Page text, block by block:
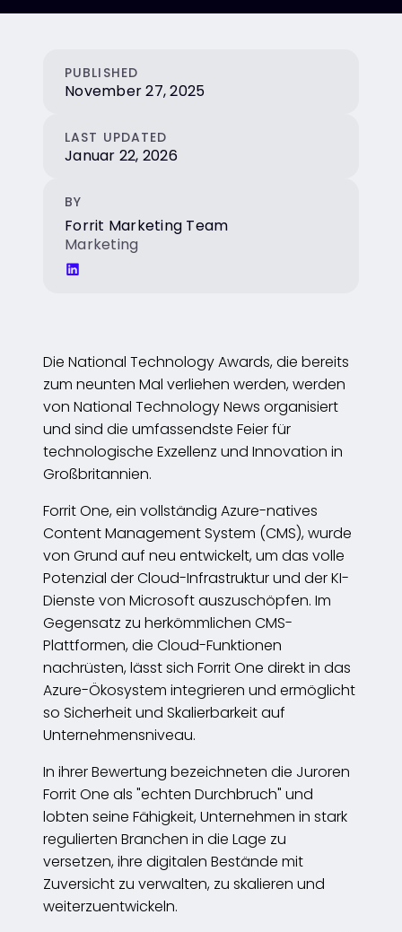
PUBLISHED
November 27, 2025
LAST UPDATED
Januar 22, 2026
BY
Forrit Marketing Team
Marketing
Die National Technology Awards, die bereits
zum neunten Mal verliehen werden, werden
von National Technology News organisiert
und sind die umfassendste Feier für
technologische Exzellenz und Innovation in
Großbritannien.
Forrit One, ein vollständig Azure-natives
Content Management System (CMS), wurde
von Grund auf neu entwickelt, um das volle
Potenzial der Cloud-Infrastruktur und der KI-
Dienste von Microsoft auszuschöpfen. Im
Gegensatz zu herkömmlichen CMS-
Plattformen, die Cloud-Funktionen
nachrüsten, lässt sich Forrit One direkt in das
Azure-Ökosystem integrieren und ermöglicht
so Sicherheit und Skalierbarkeit auf
Unternehmensniveau.
In ihrer Bewertung bezeichneten die Juroren
Forrit One als "echten Durchbruch" und
lobten seine Fähigkeit, Unternehmen in stark
regulierten Branchen in die Lage zu
versetzen, ihre digitalen Bestände mit
Zuversicht zu verwalten, zu skalieren und
weiterzuentwickeln.